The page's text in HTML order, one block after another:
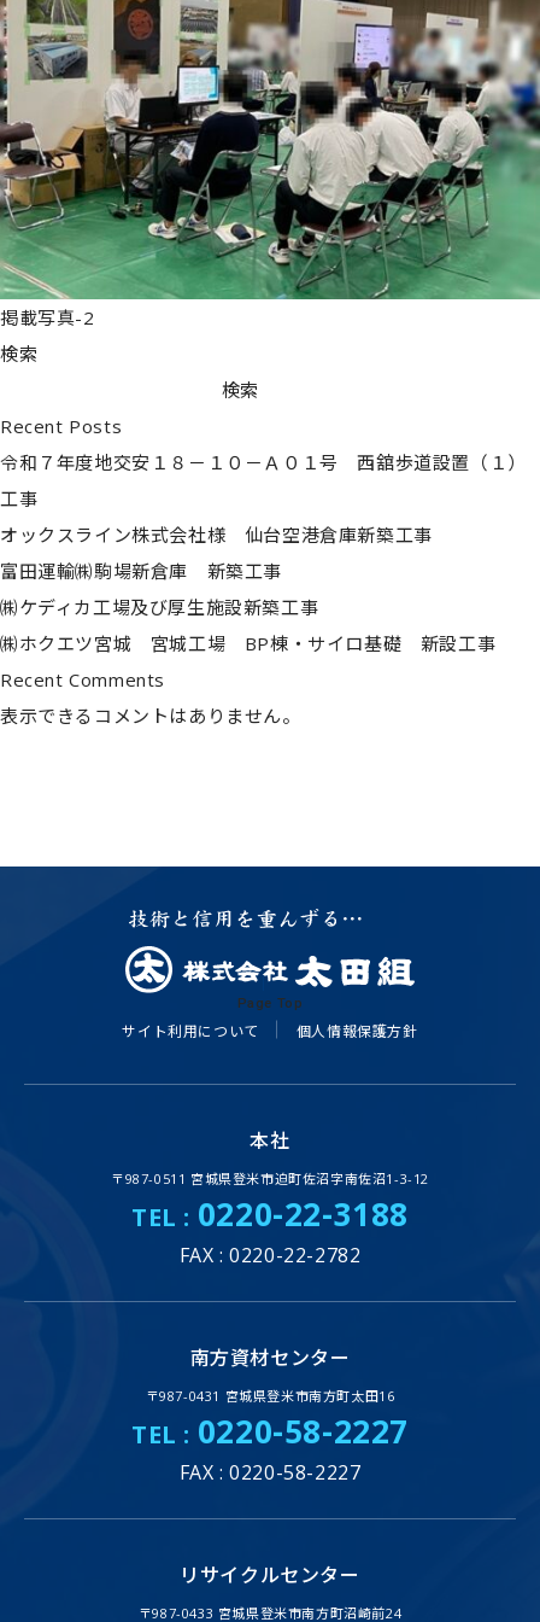
© 2022 OTAGUMI Corporation
掲載写真-2
検索
検索
Recent Posts
令和７年度地交安１８－１０－Ａ０１号 西舘歩道設置（１）
工事
オックスライン株式会社様 仙台空港倉庫新築工事
富田運輸㈱駒場新倉庫 新築工事
㈱ケディカ工場及び厚生施設新築工事
㈱ホクエツ宮城 宮城工場 BP棟・サイロ基礎 新設工事
Recent Comments
表示できるコメントはありません。
Page Top
サイト利用について 個人情報保護方針
本社
〒987-0511 宮城県登米市迫町佐沼字南佐沼1-3-12
TEL : 0220-22-3188
FAX : 0220-22-2782
南方資材センター
〒987-0431 宮城県登米市南方町太田16
TEL : 0220-58-2227
FAX : 0220-58-2227
リサイクルセンター
〒987-0433 宮城県登米市南方町沼崎前24